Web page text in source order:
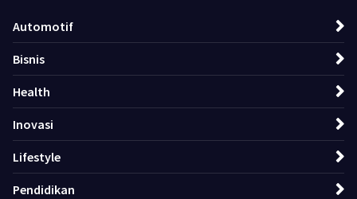
Automotif
Bisnis
Health
Inovasi
Lifestyle
Pendidikan